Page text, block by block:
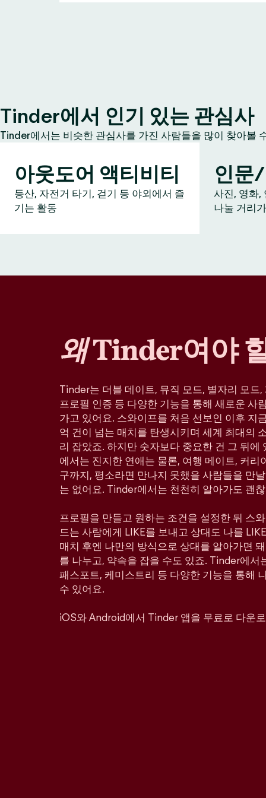
Tinder에서 인기 있는 관심사
Tinder에서는 비슷한 관심사를 가진 사람들을 많이 찾아볼
아웃도어 액티비티
등산, 자전거 타기, 걷기 등 야외에서 즐
기는 활동
인문
사진, 영화,
나눌 거리
왜Tinder여야
Tinder는 더블 데이트, 뮤직 모드, 별자리 모드
프로필 인증 등 다양한 기능을 통해 새로운 사
가고 있어요. 스와이프를 처음 선보인 이후 지
억 건이 넘는 매치를 탄생시키며 세계 최대의
리 잡았죠. 하지만 숫자보다 중요한 건 그 뒤
에서는 진지한 연애는 물론, 여행 메이트, 커리
구까지, 평소라면 만나지 못했을 사람들을 만
는 없어요. Tinder에서는 천천히 알아가도 괜
프로필을 만들고 원하는 조건을 설정한 뒤 스
드는 사람에게 LIKE를 보내고 상대도 나를
매치 후엔 나만의 방식으로 상대를 알아가면
를 나누고, 약속을 잡을 수도 있죠. Tinder에서
패스포트, 케미스트리 등 다양한 기능을 통해
수 있어요.
iOS와 Android에서 Tinder 앱을 무료로 다운